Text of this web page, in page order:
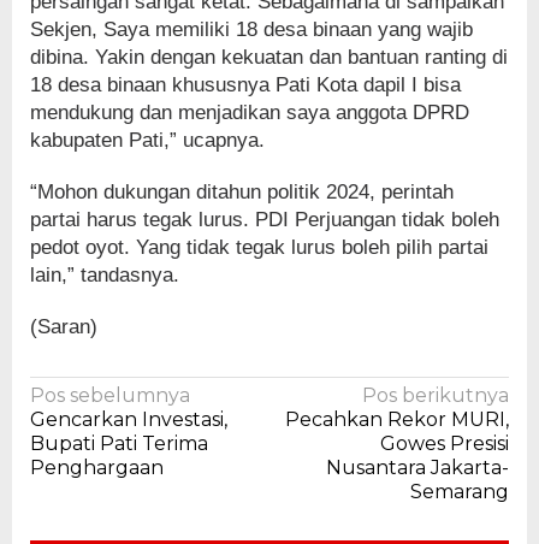
Sekjen, Saya memiliki 18 desa binaan yang wajib
dibina. Yakin dengan kekuatan dan bantuan ranting di
18 desa binaan khususnya Pati Kota dapil I bisa
mendukung dan menjadikan saya anggota DPRD
kabupaten Pati,” ucapnya.
“Mohon dukungan ditahun politik 2024, perintah
partai harus tegak lurus. PDI Perjuangan tidak boleh
pedot oyot. Yang tidak tegak lurus boleh pilih partai
lain,” tandasnya.
(Saran)
Navigasi
pos
Pos sebelumnya
Gencarkan Investasi,
Bupati Pati Terima
Penghargaan
Pos berikutnya
Pecahkan Rekor MURI,
Gowes Presisi
Nusantara Jakarta-
Semarang